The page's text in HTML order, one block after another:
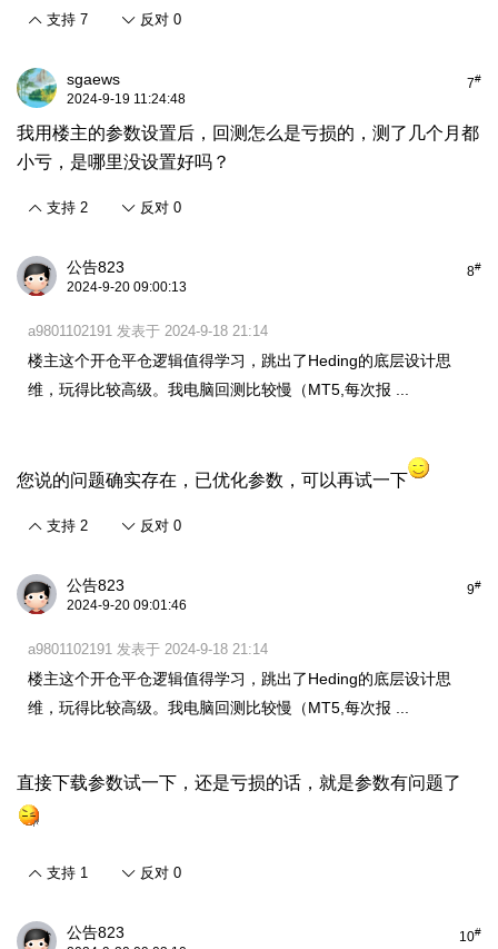
支持 7 反对 0
7#
sgaews
2024-9-19 11:24:48
我用楼主的参数设置后，回测怎么是亏损的，测了几个月都
小亏，是哪里没设置好吗？
支持 2 反对 0
8#
公告823
2024-9-20 09:00:13
a9801102191 发表于 2024-9-18 21:14
楼主这个开仓平仓逻辑值得学习，跳出了Heding的底层设计思
维，玩得比较高级。我电脑回测比较慢（MT5,每次报 ...
您说的问题确实存在，已优化参数，可以再试一下
支持 2 反对 0
9#
公告823
2024-9-20 09:01:46
a9801102191 发表于 2024-9-18 21:14
楼主这个开仓平仓逻辑值得学习，跳出了Heding的底层设计思
维，玩得比较高级。我电脑回测比较慢（MT5,每次报 ...
直接下载参数试一下，还是亏损的话，就是参数有问题了
支持 1 反对 0
10#
公告823